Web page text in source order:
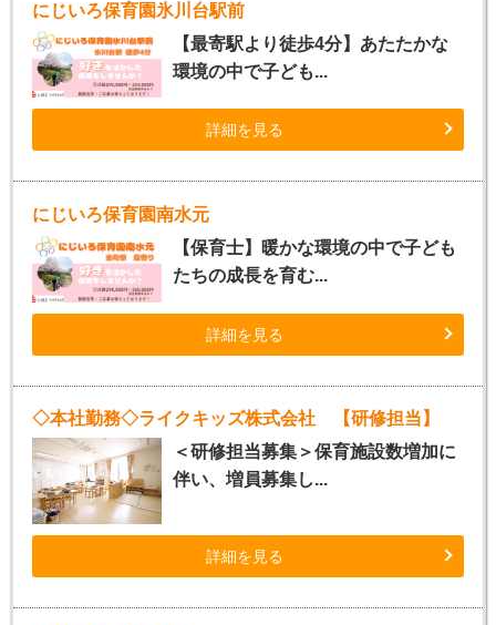
にじいろ保育園氷川台駅前
【最寄駅より徒歩4分】あたたかな
環境の中で子ども...
詳細を見る
にじいろ保育園南水元
【保育士】暖かな環境の中で子ども
たちの成長を育む...
詳細を見る
◇本社勤務◇ライクキッズ株式会社 【研修担当】
＜研修担当募集＞保育施設数増加に
伴い、増員募集し...
詳細を見る